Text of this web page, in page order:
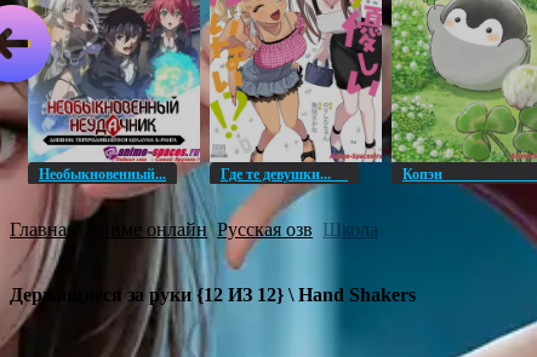
Необыкновенный... Где те девушки... Копэн
Главная Аниме онлайн Русская озв Школа
Держащиеся за руки {12 ИЗ 12} \ Hand Shakers